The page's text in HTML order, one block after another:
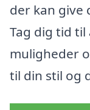
der kan
Tag dig tid
muligheder
til din stil og